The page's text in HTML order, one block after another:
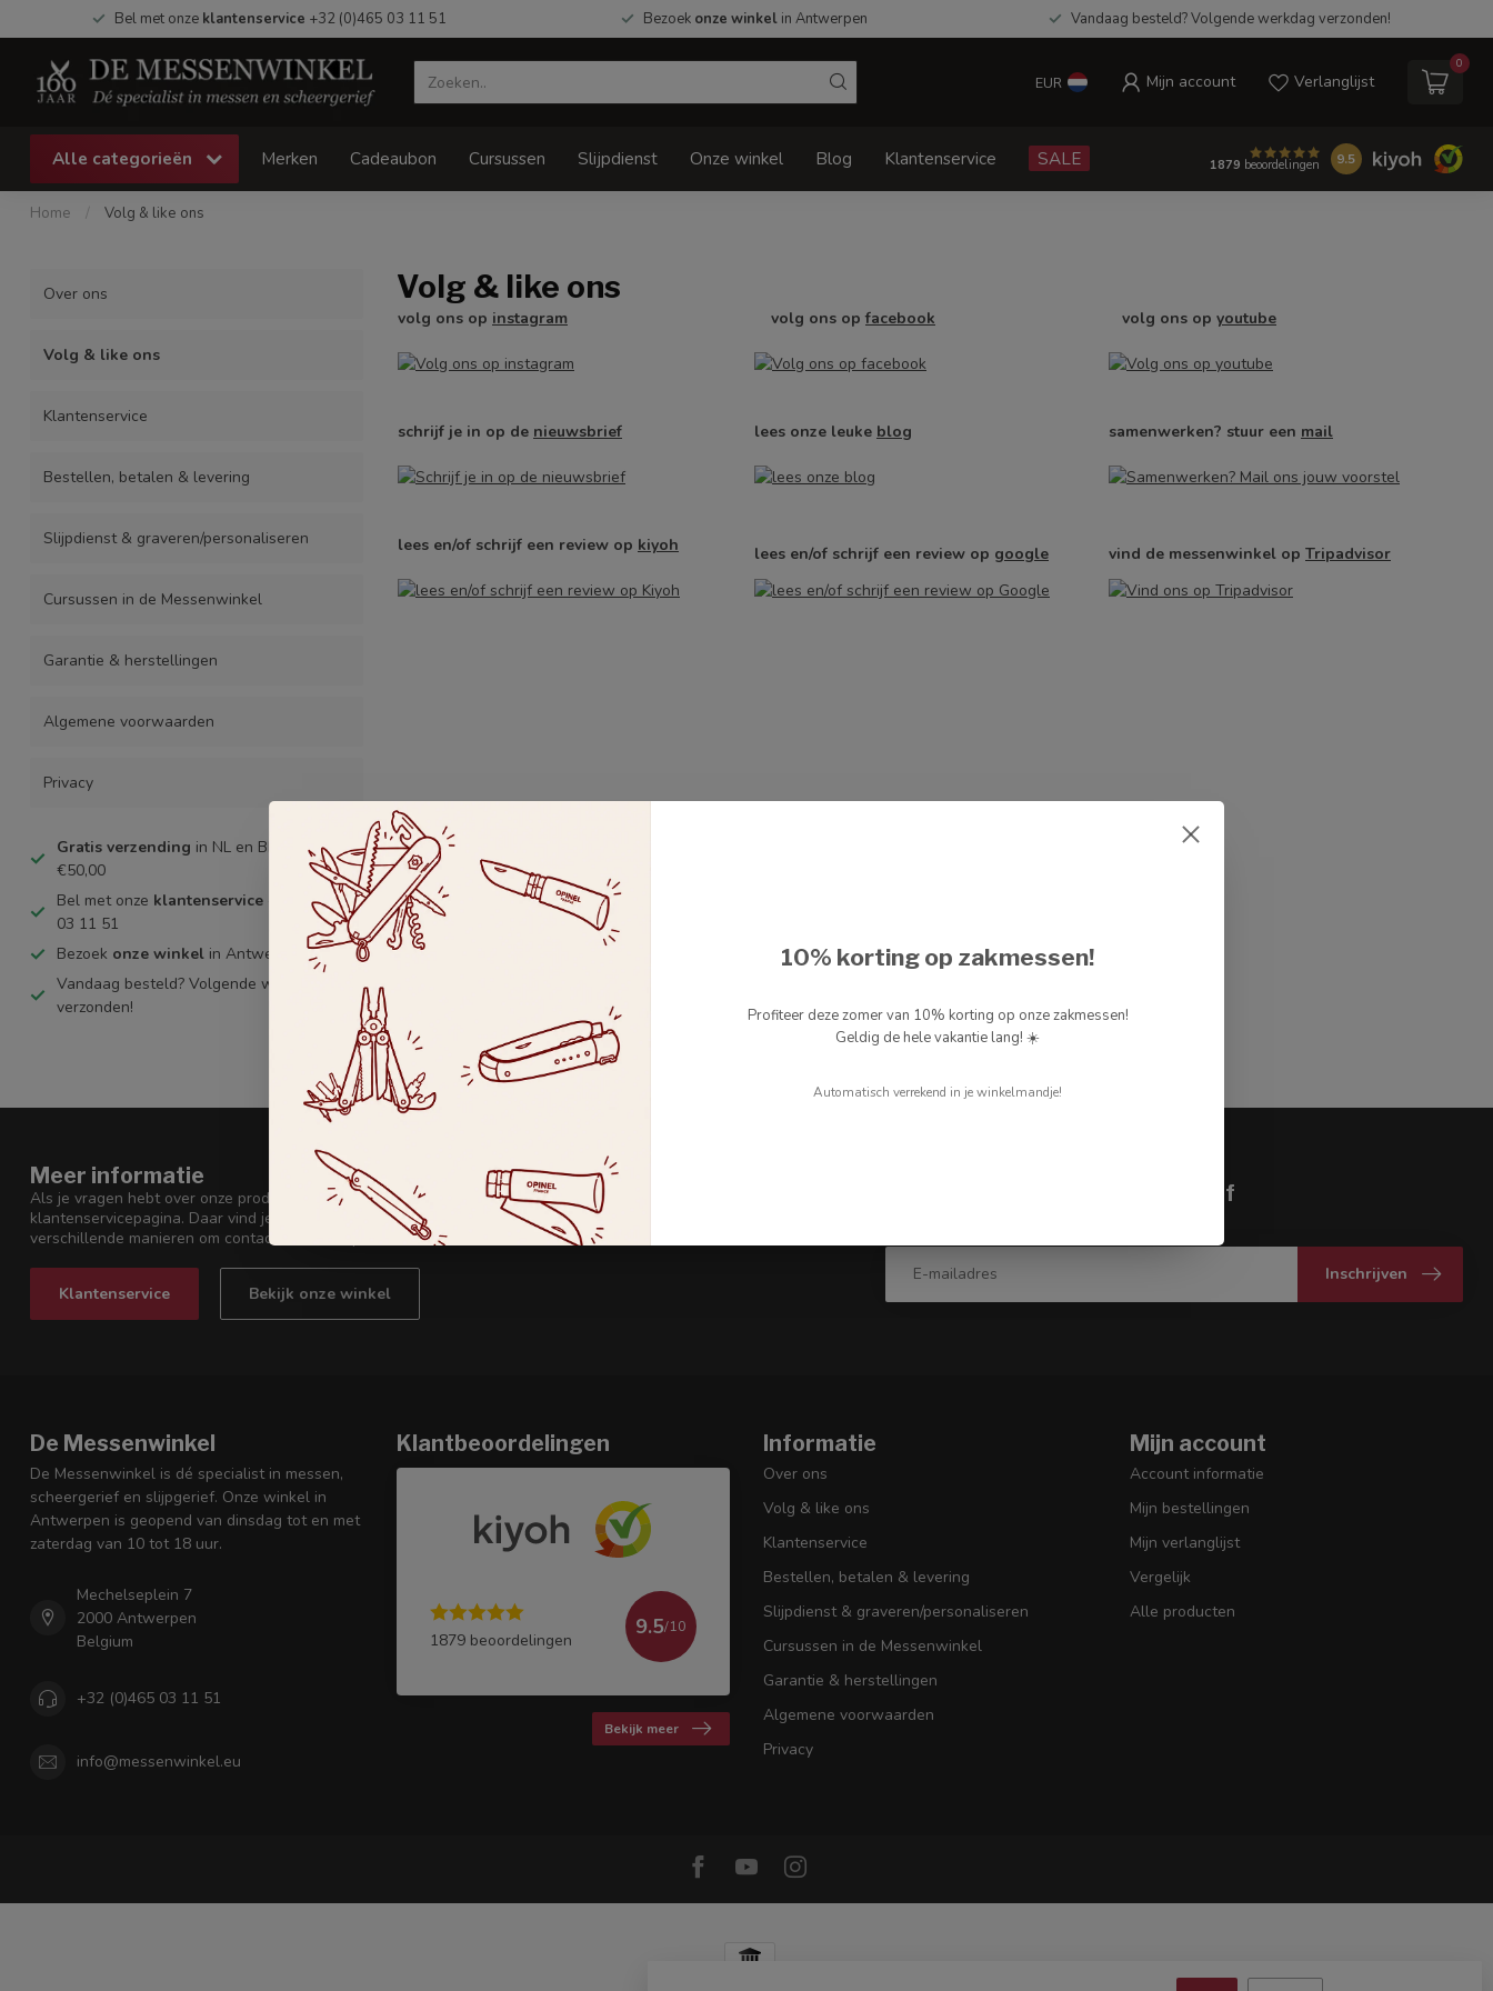
Bel met onze klantenservice +32 (0)465 03 11 51 Bezoek onze winkel in Antwerpen Vandaag besteld? Volgende werkdag verzonden!
EUR Mijn account Verlanglijst
0
Alle categorieën Merken Cadeaubon Cursussen Slijpdienst Onze winkel Blog Klantenservice SALE 1879 beoordelingen 9.5
Home / Volg & like ons
Over ons
Volg & like ons
Klantenservice
Bestellen, betalen & levering
Slijpdienst & graveren/personaliseren
Cursussen in de Messenwinkel
Garantie & herstellingen
Algemene voorwaarden
Privacy
Gratis verzending in NL en BE vanaf
€50,00
Bel met onze klantenservice +32 (0)465
03 11 51
Bezoek onze winkel in Antwerpen
Vandaag besteld? Volgende werkdag
verzonden!
Volg & like ons
volg ons op instagram volg ons op facebook volg ons op youtube
schrijf je in op de nieuwsbrief lees onze leuke blog samenwerken? stuur een mail
lees en/of schrijf een review op kiyoh lees en/of schrijf een review op google vind de messenwinkel op Tripadvisor
Meer informatie
Als je vragen hebt over onze producten of je bestelling, neem dan even een kijkje op onze
klantenservicepagina. Daar vind je onze bedrijfsgegevens, antwoorden op veelgestelde vragen en
verschillende manieren om contact met ons op te nemen.
Klantenservice Bekijk onze winkel
Abonneer je op onze nieuwsbrief
Inschrijven
De Messenwinkel
De Messenwinkel is dé specialist in messen,
scheergerief en slijpgerief. Onze winkel in
Antwerpen is geopend van dinsdag tot en met
zaterdag van 10 tot 18 uur.
Mechelseplein 7
2000 Antwerpen
Belgium
+32 (0)465 03 11 51
info@messenwinkel.eu
Klantbeoordelingen
1879 beoordelingen
9.5/10
Bekijk meer
Informatie
Over ons
Volg & like ons
Klantenservice
Bestellen, betalen & levering
Slijpdienst & graveren/personaliseren
Cursussen in de Messenwinkel
Garantie & herstellingen
Algemene voorwaarden
Privacy
Mijn account
Account informatie
Mijn bestellingen
Mijn verlanglijst
Vergelijk
Alle producten
10% korting op zakmessen!
Profiteer deze zomer van 10% korting op onze zakmessen!
Geldig de hele vakantie lang! ☀️
Automatisch verrekend in je winkelmandje!